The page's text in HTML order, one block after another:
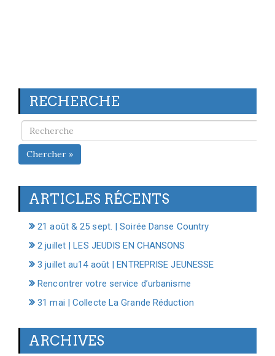
RECHERCHE
Chercher »
ARTICLES RÉCENTS
21 août & 25 sept. | Soirée Danse Country
2 juillet | LES JEUDIS EN CHANSONS
3 juillet au14 août | ENTREPRISE JEUNESSE
Rencontrer votre service d’urbanisme
31 mai | Collecte La Grande Réduction
ARCHIVES